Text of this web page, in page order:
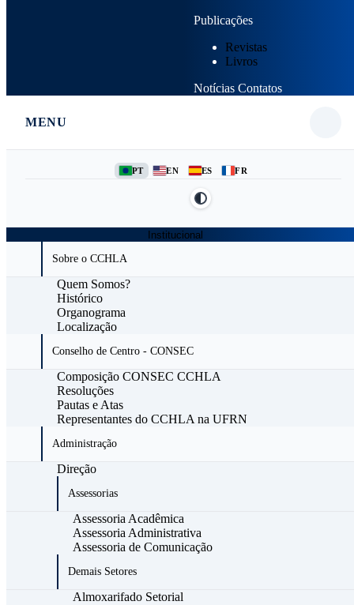
Publicações
Revistas
Livros
Notícias Contatos
MENU
PT EN ES FR
Institucional
Sobre o CCHLA
Quem Somos?
Histórico
Organograma
Localização
Conselho de Centro - CONSEC
Composição CONSEC CCHLA
Resoluções
Pautas e Atas
Representantes do CCHLA na UFRN
Administração
Direção
Assessorias
Assessoria Acadêmica
Assessoria Administrativa
Assessoria de Comunicação
Demais Setores
Almoxarifado Setorial